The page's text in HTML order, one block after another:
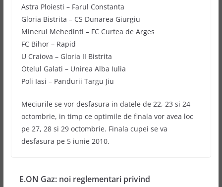
Astra Ploiesti – Farul Constanta
Gloria Bistrita – CS Dunarea Giurgiu
Minerul Mehedinti – FC Curtea de Arges
FC Bihor – Rapid
U Craiova – Gloria II Bistrita
Otelul Galati – Unirea Alba Iulia
Poli Iasi – Pandurii Targu Jiu
Meciurile se vor desfasura in datele de 22, 23 si 24
octombrie, in timp ce optimile de finala vor avea loc
pe 27, 28 si 29 octombrie. Finala cupei se va
desfasura pe 5 iunie 2010.
E.ON Gaz: noi reglementari privind